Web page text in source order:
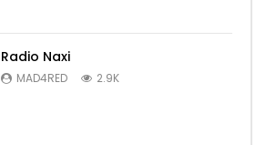
Radio Naxi
MAD4RED 2.9K